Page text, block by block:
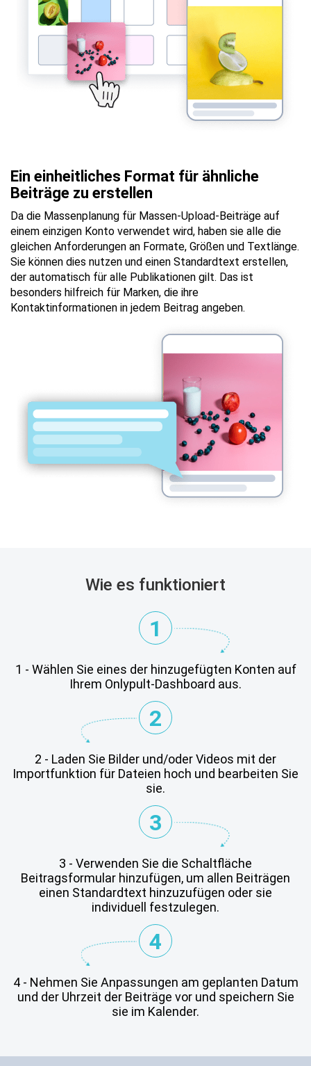
Ein einheitliches Format für ähnliche
Beiträge zu erstellen
Da die Massenplanung für Massen-Upload-Beiträge auf
einem einzigen Konto verwendet wird, haben sie alle die
gleichen Anforderungen an Formate, Größen und Textlänge.
Sie können dies nutzen und einen Standardtext erstellen,
der automatisch für alle Publikationen gilt. Das ist
besonders hilfreich für Marken, die ihre
Kontaktinformationen in jedem Beitrag angeben.
Wie es funktioniert
1
1 - Wählen Sie eines der hinzugefügten Konten auf
Ihrem Onlypult-Dashboard aus.
2
2 - Laden Sie Bilder und/oder Videos mit der
Importfunktion für Dateien hoch und bearbeiten Sie
sie.
3
3 - Verwenden Sie die Schaltfläche
Beitragsformular hinzufügen, um allen Beiträgen
einen Standardtext hinzuzufügen oder sie
individuell festzulegen.
4
4 - Nehmen Sie Anpassungen am geplanten Datum
und der Uhrzeit der Beiträge vor und speichern Sie
sie im Kalender.